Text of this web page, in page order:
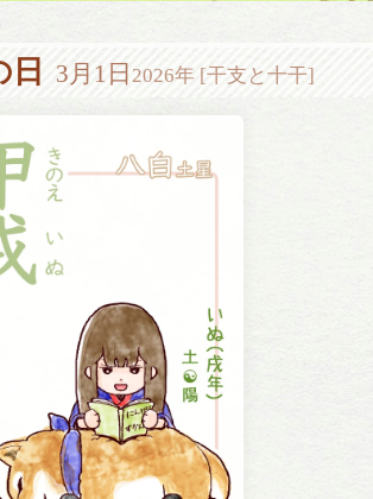
3月1日 2026年 [干支と十干]